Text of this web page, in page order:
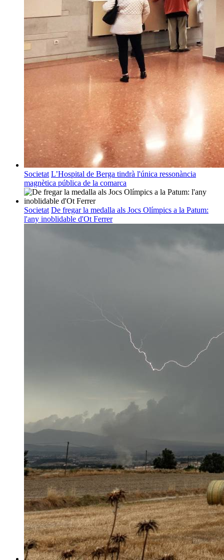
Societat L’Hospital de Berga tindrà l'única ressonància
magnètica pública de la comarca
Societat De fregar la medalla als Jocs Olímpics a la Patum:
l'any inoblidable d'Ot Ferrer